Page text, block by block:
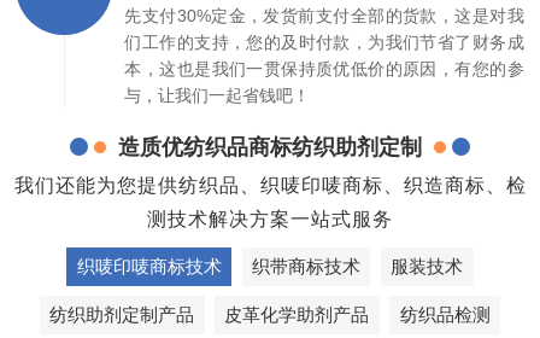
先支付30%定金，发货前支付全部的货款，这是对我
们工作的支持，您的及时付款，为我们节省了财务成
本，这也是我们一贯保持质优低价的原因，有您的参
与，让我们一起省钱吧！
造质优纺织品商标纺织助剂定制
我们还能为您提供纺织品、织唛印唛商标、织造商标、检
测技术解决方案一站式服务
织唛印唛商标技术 织带商标技术 服装技术
纺织助剂定制产品 皮革化学助剂产品 纺织品检测